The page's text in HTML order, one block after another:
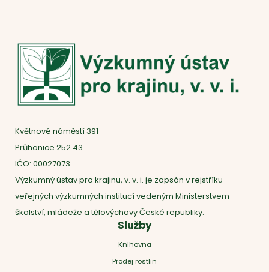
Květnové náměstí 391
Průhonice 252 43
IČO: 00027073
Výzkumný ústav pro krajinu, v. v. i. je zapsán v rejstříku
veřejných výzkumných institucí vedeným Ministerstvem
školství, mládeže a tělovýchovy České republiky.
Služby
Knihovna
Prodej rostlin